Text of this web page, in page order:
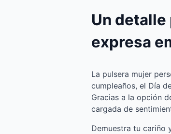
Un
expresa
La pulsera mujer
cumpleaños, el Día
Gracias a la opción
cargada de
Demuestra tu cariño